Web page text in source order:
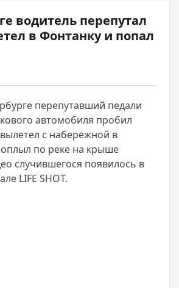
водитель перепутал
в Фонтанку и попал
перепутавший педали
автомобиля пробил
с набережной в
по реке на крыше
случившегося появилось в
LIFE SHOT.